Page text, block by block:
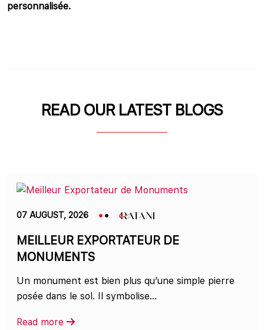
personnalisée.
READ OUR LATEST BLOGS
07 AUGUST, 2026
MEILLEUR EXPORTATEUR DE
MONUMENTS
Un monument est bien plus qu’une simple pierre
posée dans le sol. Il symbolise...
Read more